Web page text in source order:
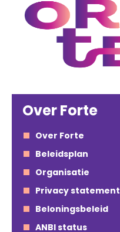
Over Forte
Over Forte
Beleidsplan
Organisatie
Privacy statement
Beloningsbeleid
ANBI status